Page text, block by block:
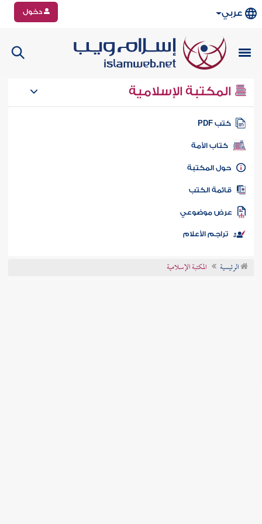
عربي دخول
المكتبة الإسلامية
كتب PDF
كتاب الأمة
المكتبة
الكتب
موضوعي
تراجم الأعلام
الرئيسية المكتبة الإسلامية